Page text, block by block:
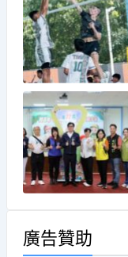
廣告贊助